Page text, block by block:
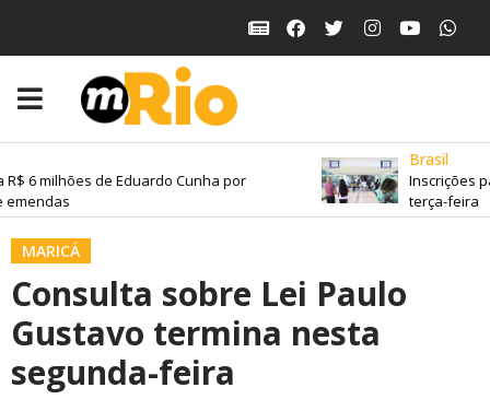
6 milhões de Eduardo Cunha por
Brasil
Inscrições
terça-feira
MARICÁ
Consulta sobre Lei Paulo
Gustavo termina nesta
segunda-feira